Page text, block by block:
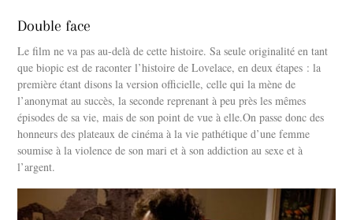
Double face
Le film ne va pas au-delà de cette histoire. Sa seule originalité en tant
que biopic est de raconter l’histoire de Lovelace, en deux étapes : la
première étant disons la version officielle, celle qui la mène de
l’anonymat au succès, la seconde reprenant à peu près les mêmes
épisodes de sa vie, mais de son point de vue à elle.On passe donc des
honneurs des plateaux de cinéma à la vie pathétique d’une femme
soumise à la violence de son mari et à son addiction au sexe et à
l’argent.